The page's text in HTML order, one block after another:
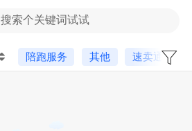
搜索个关键词试试
陪跑服务 其他 速卖通